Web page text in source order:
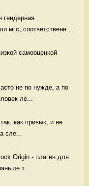
мгс, соответственн...
самооценкой
не по нужде, а по
ле...
как привык, и не
сле...
Origin - плагин для
т...